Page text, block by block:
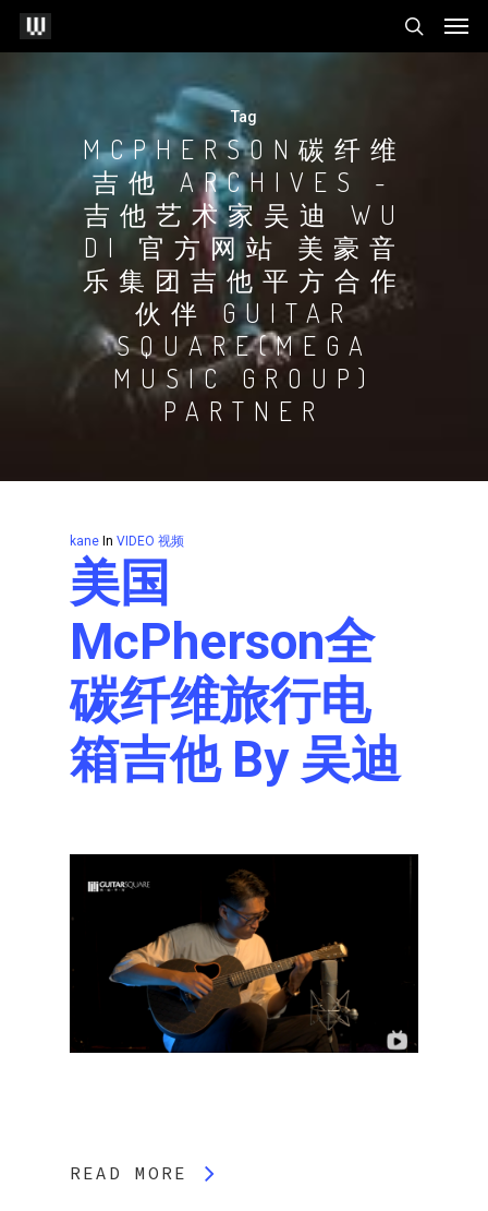
Tag
MCPHERSON碳纤维
吉他 ARCHIVES -
吉他艺术家吴迪 WU
DI 官方网站 美豪音
乐集团吉他平方合作
伙伴 GUITAR
SQUARE(MEGA
MUSIC GROUP)
PARTNER
kane In VIDEO 视频
美国
McPherson全
碳纤维旅行电
箱吉他 By 吴迪
READ MORE